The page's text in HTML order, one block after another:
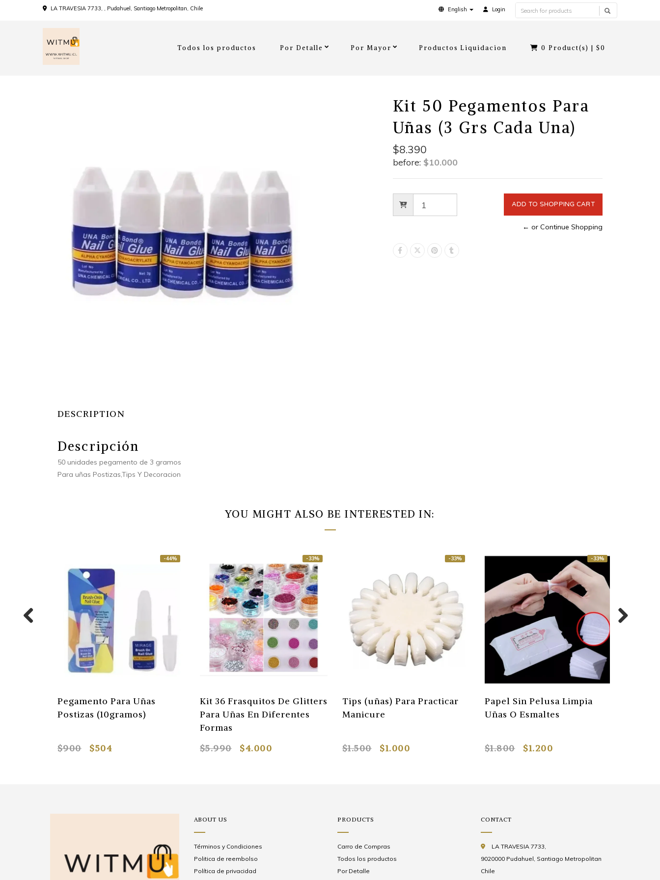
LA TRAVESIA 7733, , Pudahuel, Santiago Metropolitan, Chile English Login
Todos los productos Por Detalle Por Mayor Productos Liquidacion 0 Product(s) |$0
DESCRIPTION
Descripción
50 unidades pegamento de 3 gramos
Para uñas Postizas,Tips Y Decoracion
Kit 50 Pegamentos Para
Uñas (3 Grs Cada Una)
$8.390
before: $10.000
← or Continue Shopping
YOU MIGHT ALSO BE INTERESTED IN:
-44%
Pegamento Para Uñas
Postizas (10gramos)
$900 $504
-33%
Kit 36 Frasquitos De Glitters
Para Uñas En Diferentes
Formas
$5.990
$4.000
-33%
Tips (uñas) Para Practicar
Manicure
$1.500 $1.000
-33%
Papel Sin Pelusa Limpia
Uñas O Esmaltes
$1.800 $1.200
ABOUT US
Términos y Condiciones
Politica de reembolso
Política de privacidad
PRODUCTS
Carro de Compras
Todos los productos
Por Detalle
CONTACT
LA TRAVESIA 7733,
9020000 Pudahuel, Santiago Metropolitan
Chile